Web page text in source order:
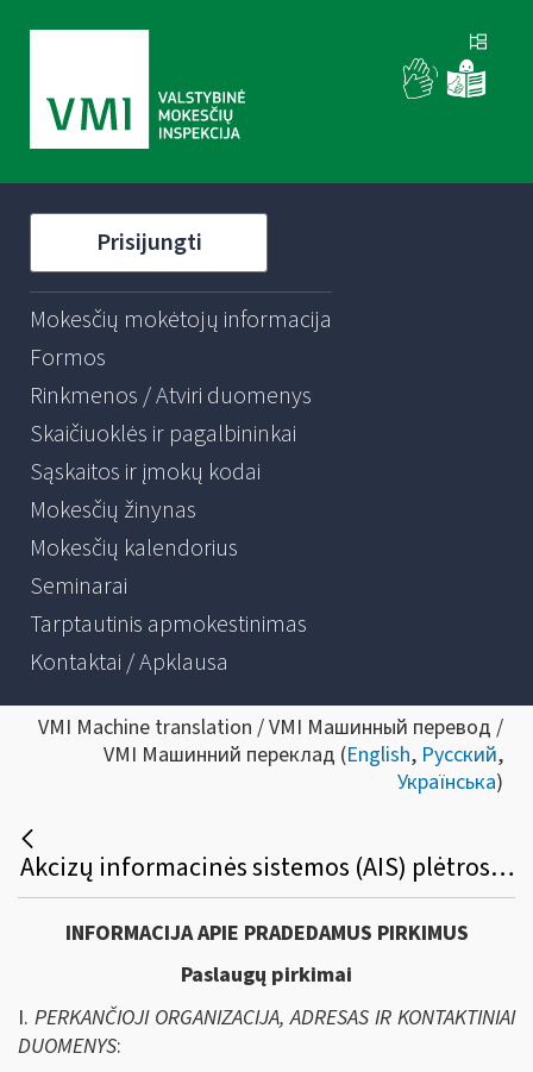
Prisijungti
Mokesčių mokėtojų informacija
Formos
Rinkmenos / Atviri duomenys
Skaičiuoklės ir pagalbininkai
Sąskaitos ir įmokų kodai
Mokesčių žinynas
Mokesčių kalendorius
Seminarai
Tarptautinis apmokestinimas
Kontaktai / Apklausa
VMI Machine translation / VMI Машинный перевод /
VMI Машинний переклад (English, Русский,
Українська)
Akcizų informacinės sistemos (AIS) plėtros/modernizavimo bei funkcionalumų techninės priežiūros viešasis pirkimas
INFORMACIJA APIE PRADEDAMUS PIRKIMUS
Paslaugų pirkimai
I. PERKANČIOJI ORGANIZACIJA, ADRESAS IR KONTAKTINIAI
DUOMENYS: